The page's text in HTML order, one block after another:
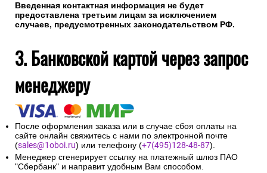
Введенная контактная информация не будет
предоставлена третьим лицам за исключением
случаев, предусмотренных законодательством РФ.
3. Банковской картой через запрос
менеджеру
После оформления заказа или в случае сбоя оплаты на
сайте онлайн свяжитесь с нами по электронной почте
(sales@1oboi.ru) или телефону (+7(495)128-48-87).
Менеджер сгенерирует ссылку на платежный шлюз ПАО
"Сбербанк" и направит удобным Вам способом.